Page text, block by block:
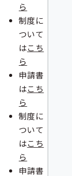
ら
制度に
ついて
はこち
ら
申請書
はこち
ら
制度に
ついて
はこち
ら
申請書